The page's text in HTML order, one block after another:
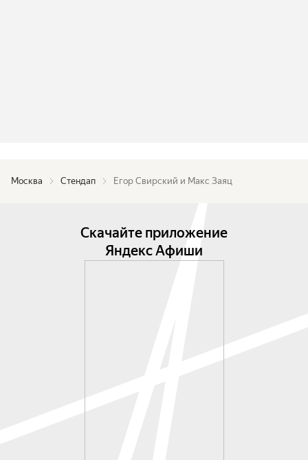
Москва Стендап Егор Свирский и Макс Заяц
Скачайте приложение
Яндекс Афиши